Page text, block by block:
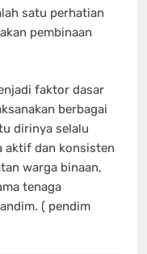
satu perhatian
pembinaan
faktor dasar
berbagai
dirinya selalu
aktif dan konsisten
warga binaan,
tenaga
( pendim